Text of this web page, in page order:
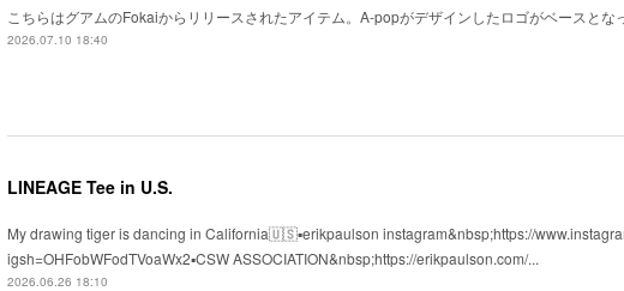
こちらはグアムのFokaiからリリースされたアイテム。A-popがデザインしたロゴがベースとな
2026.07.10 18:40
LINEAGE Tee in U.S.
My drawing tiger is dancing in California🇺🇸▪️erikpaulson instagram&nbsp;https://
igsh=OHFobWFodTVoaWx2▪️CSW ASSOCIATION&nbsp;https://erikpaulson.com/...
2026.06.26 18:10